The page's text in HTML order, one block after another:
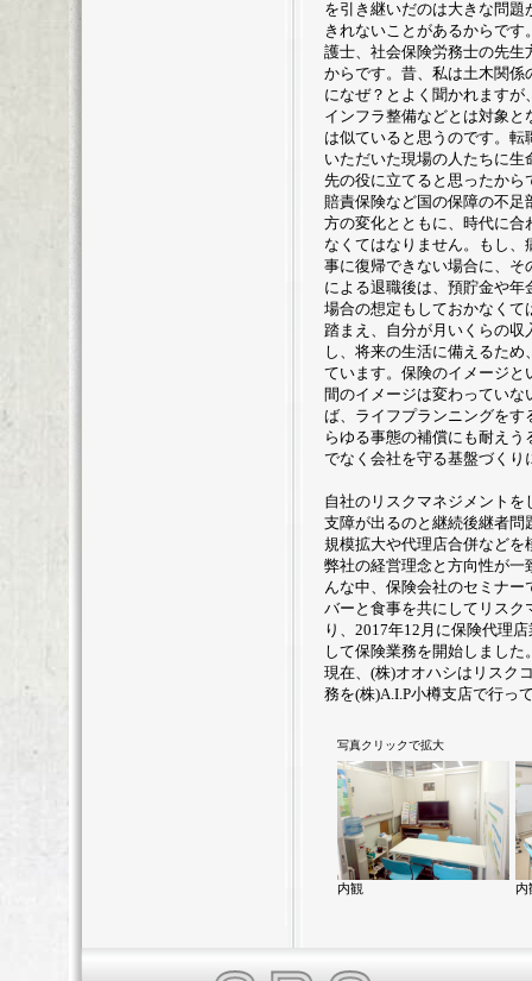
を引き継いだのは大きな問
きれないことがあるからで
護士、社会保険労務士の先
からです。昔、私は土木関
になぜ？とよく聞かれます
インフラ整備などとは対象
は似ていると思うのです。
いただいた現場の人たちに
先の役に立てると思ったか
賠責保険など国の保障の不
方の変化とともに、時代に
なくてはなりません。もし
事に復帰できない場合に、
による退職後は、預貯金や
場合の想定もしておかなく
踏まえ、自分が月いくらの
し、将来の生活に備えるた
ています。保険のイメージ
間のイメージは変わってい
ば、ライフプランニングを
らゆる事態の補償にも耐え
でなく会社を守る基盤づくり
自社のリスクマネジメント
支障が出るのと継続後継者
規模拡大や代理店合併などを
弊社の経営理念と方向性が
んな中、保険会社のセミナー
バーと食事を共にしてリス
り、2017年12月に保険代理
して保険業務を開始しました
現在、(株)オオハシはリスク
務を(株)A.I.P小樽支店で行っ
写真クリックで拡大
内観 内